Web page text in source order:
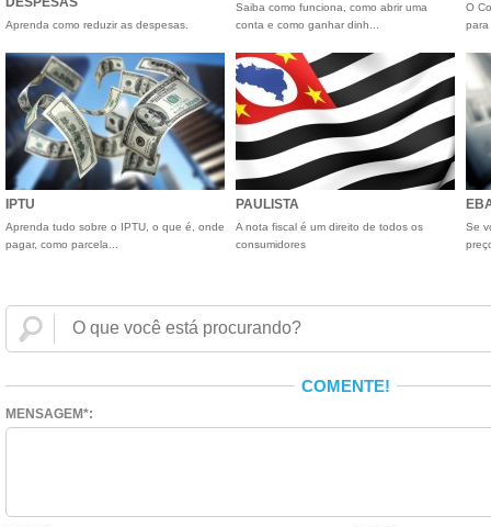
Aprenda como reduzir as despesas.
Saiba como funciona, como abrir uma
conta e como ganhar dinh...
O
para
IPTU
Aprenda tudo sobre o IPTU, o que é, onde
pagar, como parcela...
PAULISTA
A nota fiscal é um direito de todos os
consumidores
Se
COMENTE!
MENSAGEM*: